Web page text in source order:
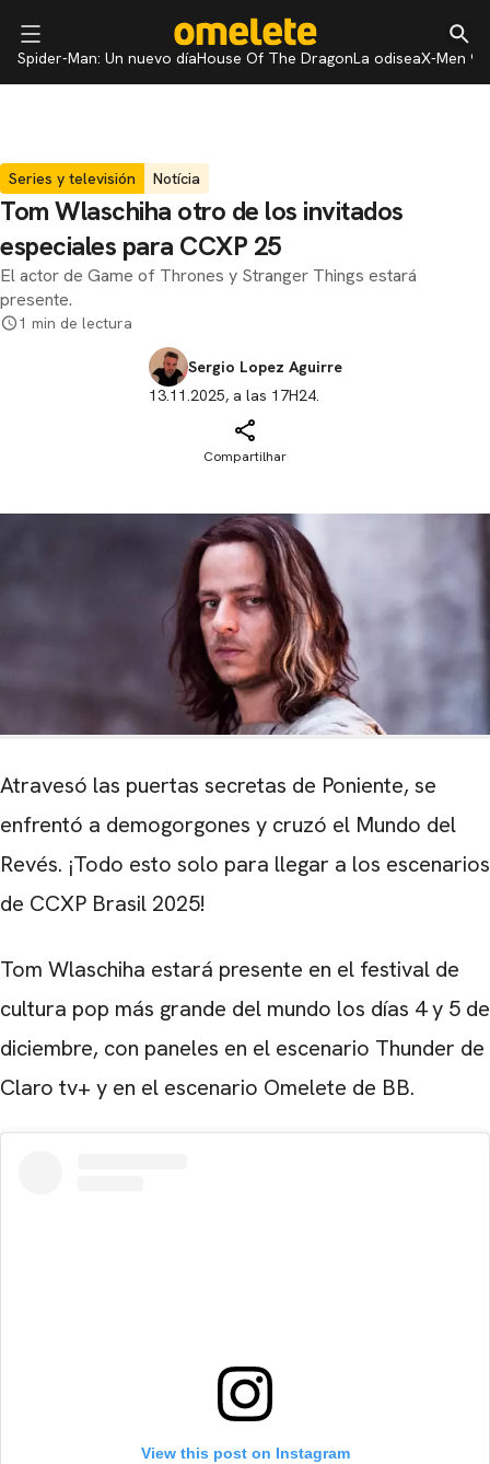
Spider-Man: Un nuevo díaHouse Of The DragonLa odiseaX-Men 97
Series y televisión Notícia
Tom Wlaschiha otro de los invitados
especiales para CCXP 25
El actor de Game of Thrones y Stranger Things estará
presente.
1 min de lectura
Sergio Lopez Aguirre
13.11.2025, a las 17H24.
Compartilhar
Atravesó las puertas secretas de Poniente, se
enfrentó a demogorgones y cruzó el Mundo del
Revés. ¡Todo esto solo para llegar a los escenarios
de CCXP Brasil 2025!
Tom Wlaschiha estará presente en el festival de
cultura pop más grande del mundo los días 4 y 5 de
diciembre, con paneles en el escenario Thunder de
Claro tv+ y en el escenario Omelete de BB.
View this post on Instagram